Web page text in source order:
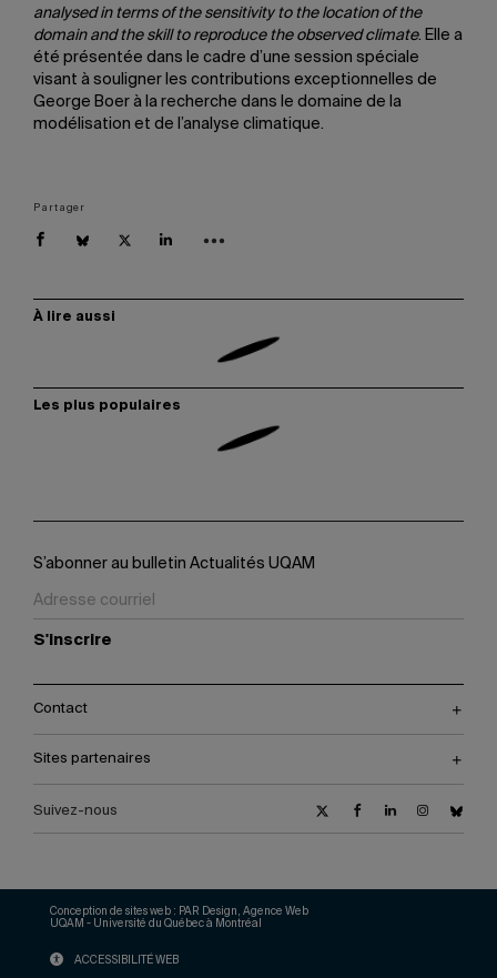
analysed in terms of the sensitivity to the location of the
domain and the skill to reproduce the observed climate. Elle a
été présentée dans le cadre d’une session spéciale
visant à souligner les contributions exceptionnelles de
George Boer à la recherche dans le domaine de la
modélisation et de l’analyse climatique.
Partager
À lire aussi
Les plus populaires
S’abonner au bulletin Actualités UQAM
S'inscrire
Contact
Sites partenaires
Suivez-nous
UQAM - Université du Québec à Montréal
Conception de sites web : PAR Design, Agence Web
ACCESSIBILITÉ WEB